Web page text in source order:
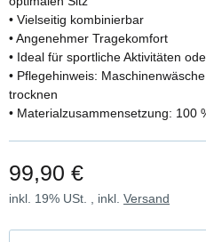
• Vielseitig kombinierbar
• Angenehmer Tragekomfort
• Ideal für sportliche Aktivitäten
• Pflegehinweis:
trocknen
• Materialzusammensetzung: 100
99,90 €
inkl. 19% USt. , inkl. Versand